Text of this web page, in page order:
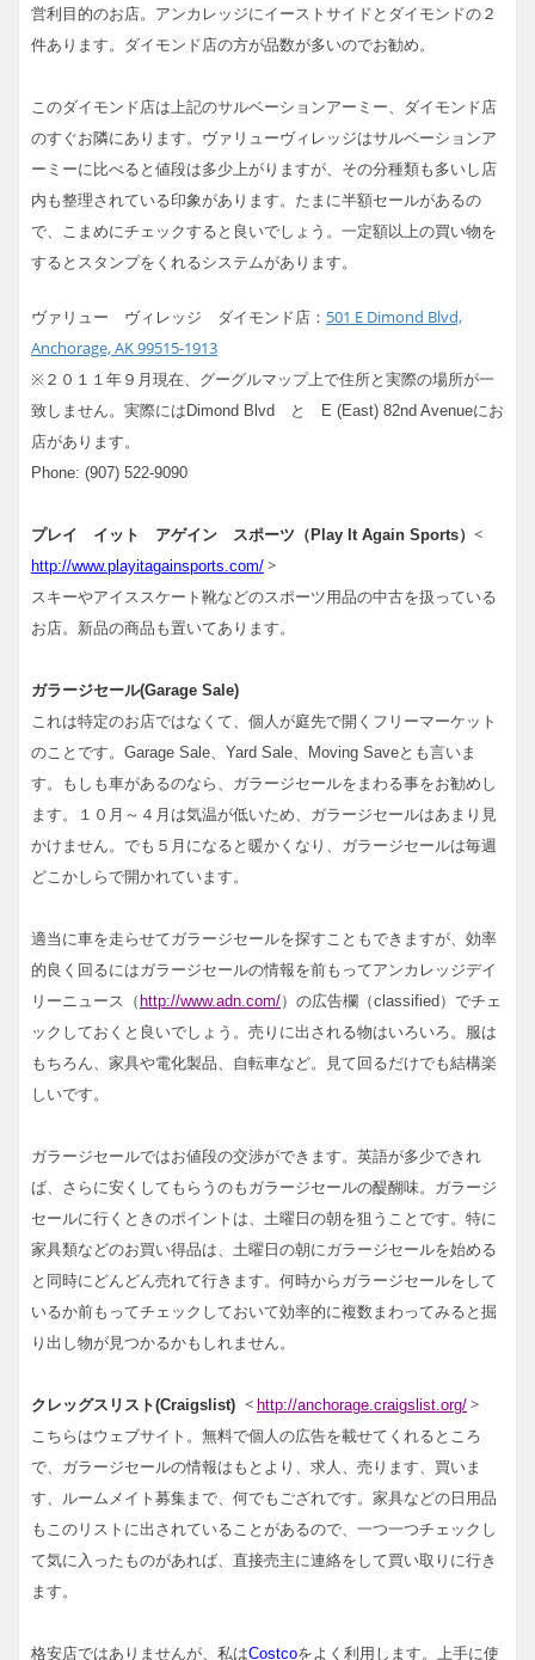
営利目的のお店。アンカレッジにイーストサイドとダイモンドの２
件あります。ダイモンド店の方が品数が多いのでお勧め。
このダイモンド店は上記のサルベーションアーミー、ダイモンド店
のすぐお隣にあります。ヴァリューヴィレッジはサルベーションア
ーミーに比べると値段は多少上がりますが、その分種類も多いし店
内も整理されている印象があります。たまに半額セールがあるの
で、こまめにチェックすると良いでしょう。一定額以上の買い物を
するとスタンプをくれるシステムがあります。
ヴァリュー ヴィレッジ ダイモンド店： 501 E Dimond Blvd,
Anchorage, AK 99515-1913
※２０１１年９月現在、グーグルマップ上で住所と実際の場所が一
致しません。実際にはDimond Blvd と E (East) 82nd Avenueにお
店があります。
Phone: (907) 522-9090
プレイ イット アゲイン スポーツ（Play It Again Sports） <
http://www.playitagainsports.com/ >
スキーやアイススケート靴などのスポーツ用品の中古を扱っている
お店。新品の商品も置いてあります。
ガラージセール(Garage Sale)
これは特定のお店ではなくて、個人が庭先で開くフリーマーケット
のことです。Garage Sale、Yard Sale、Moving Saveとも言いま
す。もしも車があるのなら、ガラージセールをまわる事をお勧めし
ます。１０月～４月は気温が低いため、ガラージセールはあまり見
かけません。でも５月になると暖かくなり、ガラージセールは毎週
どこかしらで開かれています。
適当に車を走らせてガラージセールを探すこともできますが、効率
的良く回るにはガラージセールの情報を前もってアンカレッジデイ
リーニュース（ http://www.adn.com/）の広告欄（classified）でチェ
ックしておくと良いでしょう。売りに出される物はいろいろ。服は
もちろん、家具や電化製品、自転車など。見て回るだけでも結構楽
しいです。
ガラージセールではお値段の交渉ができます。英語が多少できれ
ば、さらに安くしてもらうのもガラージセールの醍醐味。ガラージ
セールに行くときのポイントは、土曜日の朝を狙うことです。特に
家具類などのお買い得品は、土曜日の朝にガラージセールを始める
と同時にどんどん売れて行きます。何時からガラージセールをして
いるか前もってチェックしておいて効率的に複数まわってみると掘
り出し物が見つかるかもしれません。
クレッグスリスト(Craigslist) < http://anchorage.craigslist.org/ >
こちらはウェブサイト。無料で個人の広告を載せてくれるところ
で、ガラージセールの情報はもとより、求人、売ります、買いま
す、ルームメイト募集まで、何でもござれです。家具などの日用品
もこのリストに出されていることがあるので、一つ一つチェックし
て気に入ったものがあれば、直接売主に連絡をして買い取りに行き
ます。
格安店ではありませんが、私はCostcoをよく利用します。上手に使